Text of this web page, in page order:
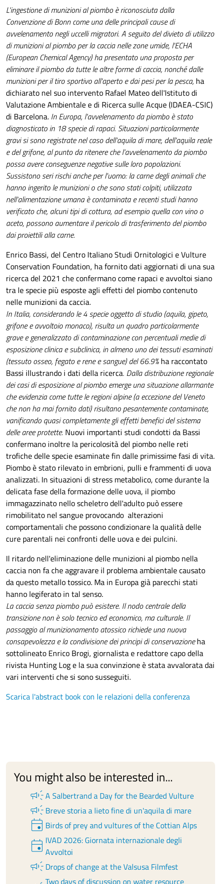
L'ingestione di munizioni al piombo è riconosciuta dalla
Convenzione di Bonn come una delle principali cause di
avvelenamento negli uccelli migratori. A seguito del divieto di utilizzo
di munizioni al piombo per la caccia nelle zone umide, l'ECHA
(European Chemical Agency) ha presentato una proposta per
eliminare il piombo da tutte le altre forme di caccia, nonché dalle
munizioni per il tiro sportivo all'aperto e dai pesi per la pesca, ha
dichiarato nel suo intervento Rafael Mateo dell'Istituto di
Valutazione Ambientale e di Ricerca sulle Acque (IDAEA-CSIC)
di Barcelona. In Europa, l'avvelenamento da piombo è stato
diagnosticato in 18 specie di rapaci. Situazioni particolarmente
gravi si sono registrate nel caso dell'aquila di mare, dell'aquila reale
e del grifone, al punto da ritenere che l’avvelenamento da piombo
possa avere conseguenze negative sulle loro popolazioni.
Sussistono seri rischi anche per l'uomo: la carne degli animali che
hanno ingerito le munizioni o che sono stati colpiti, utilizzata
nell'alimentazione umana è contaminata e recenti studi hanno
verificato che, alcuni tipi di cottura, ad esempio quella con vino o
aceto, possono aumentare il pericolo di trasferimento del piombo
dai proiettili alla carne.
Enrico Bassi, del Centro Italiano Studi Ornitologici e Vulture
Conservation Foundation, ha fornito dati aggiornati di una sua
ricerca del 2021 che confermano come rapaci e avvoltoi siano
tra le specie più esposte agli effetti del piombo contenuto
nelle munizioni da caccia.
In Italia, considerando le 4 specie oggetto di studio (aquila, gipeto,
grifone e avvoltoio monaco), risulta un quadro particolarmente
grave e generalizzato di contaminazione con percentuali medie di
esposizione clinica e subclinica, in almeno uno dei tessuti esaminati
(tessuto osseo, fegato e rene e sangue) del 66.9% ha raccontato
Bassi illustrando i dati della ricerca. Dalla distribuzione regionale
dei casi di esposizione al piombo emerge una situazione allarmante
che evidenzia come tutte le regioni alpine (a eccezione del Veneto
che non ha mai fornito dati) risultano pesantemente contaminate,
vanificando quasi completamente gli effetti benefici del sistema
delle aree protette. Nuovi importanti studi condotti da Bassi
confermano inoltre la pericolosità del piombo nelle reti
trofiche delle specie esaminate fin dalle primissime fasi di vita.
Piombo è stato rilevato in embrioni, pulli e frammenti di uova
analizzati. In situazioni di stress metabolico, come durante la
delicata fase della formazione delle uova, il piombo
immagazzinato nello scheletro dell'adulto può essere
rimobilitato nel sangue provocando alterazioni
comportamentali che possono condizionare la qualità delle
cure parentali nei confronti delle uova e dei pulcini.
Il ritardo nell'eliminazione delle munizioni al piombo nella
caccia non fa che aggravare il problema ambientale causato
da questo metallo tossico. Ma in Europa già parecchi stati
hanno legiferato in tal senso.
La caccia senza piombo può esistere. Il nodo centrale della
transizione non è solo tecnico ed economico, ma culturale. Il
passaggio al munizionamento atossico richiede una nuova
consapevolezza e la condivisione dei principi di conservazioneha
sottolineato Enrico Brogi, giornalista e redattore capo della
rivista Hunting Log e la sua convinzione è stata avvalorata dai
vari interventi che si sono susseguiti.
Scarica l'abstract book con le relazioni della conferenza
You might also be interested in...
campaignA Salbertrand a Day for the Bearded Vulture
campaign Breve storia a lieto fine di un'aquila di mare
event Birds of prey and vultures of the Cottian Alps
event IVAD 2026: Giornata internazionale degli
Avvoltoi
campaign Drops of change at the Valsusa Filmfest
Two days of discussion on water resource